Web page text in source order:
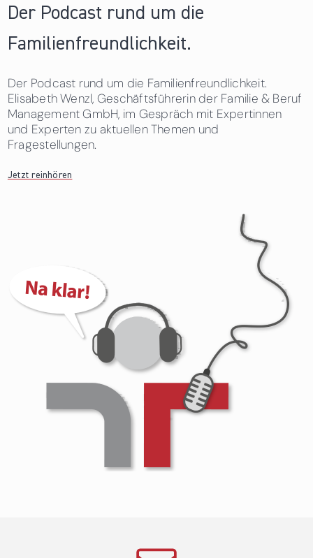
Der Podcast rund um die
Familienfreundlichkeit.
Der Podcast rund um die Familienfreundlichkeit.
Elisabeth Wenzl, Geschäftsführerin der Familie & Beruf
Management GmbH, im Gespräch mit Expertinnen
und Experten zu aktuellen Themen und
Fragestellungen.
Jetzt reinhören